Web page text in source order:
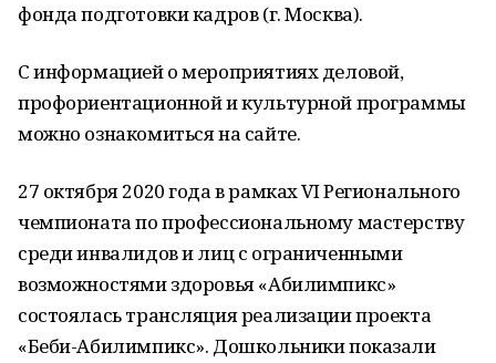
фонда подготовки кадров (г. Москва).
С информацией о мероприятиях деловой,
профориентационной и культурной программы
можно ознакомиться на сайте.
27 октября 2020 года в рамках VI Регионального
чемпионата по профессиональному мастерству
среди инвалидов и лиц с ограниченными
возможностями здоровья «Абилимпикс»
состоялась трансляция реализации проекта
«Беби-Абилимпикс». Дошкольники показали